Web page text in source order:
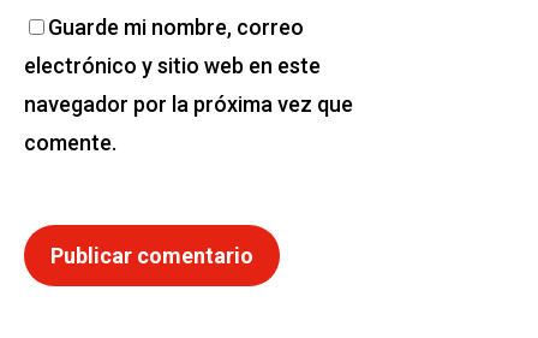
Guarde mi nombre, correo
electrónico y sitio web en este
navegador por la próxima vez que
comente.